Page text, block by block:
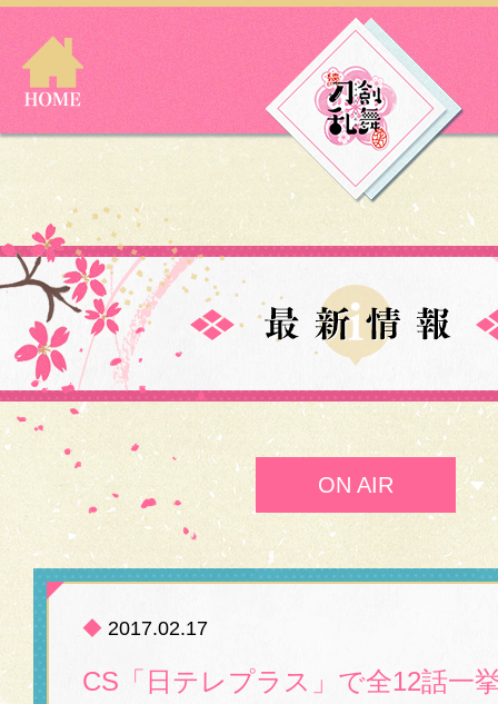
ON AIR
◆ 2017.02.17
CS「日テレプラス」で全12話一